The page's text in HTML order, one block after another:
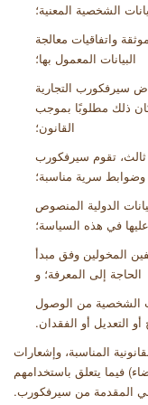
الشخصية المعنية؛
واتفاقيات معالجة
البيانات المعمول بها؛
سيرفكورب التجارية
ذلك مطلوبًا بموجب
القانون؛
تقوم سيرفكورب
وضوابط سرية مناسبة؛
الدولية المنصوص
عليها في هذه السياسة؛
المخولين وفق مبدأ
الحاجة إلى المعرفة؛ و
الشخصية من الوصول
التعديل أو الفقدان.
المناسبة، وإشعارات
فيما يتعلق باستخدامهم
المقدمة من سيرفكورب.